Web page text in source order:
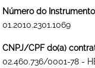
Número do
01.2010.2301.1069
CNPJ/CPF do(a)
02.460.736/0001-78 -